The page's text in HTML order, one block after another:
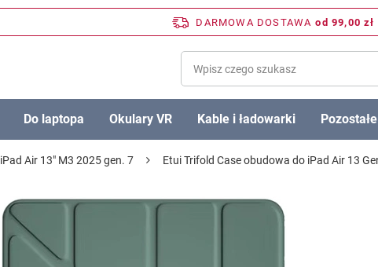
DARMOWA DOSTAWA od 99,00 zł
Do laptopa Okulary VR Kable i ładowarki Pozostałe
iPad Air 13" M3 2025 gen. 7 Etui Trifold Case obudowa do iPad Air 13